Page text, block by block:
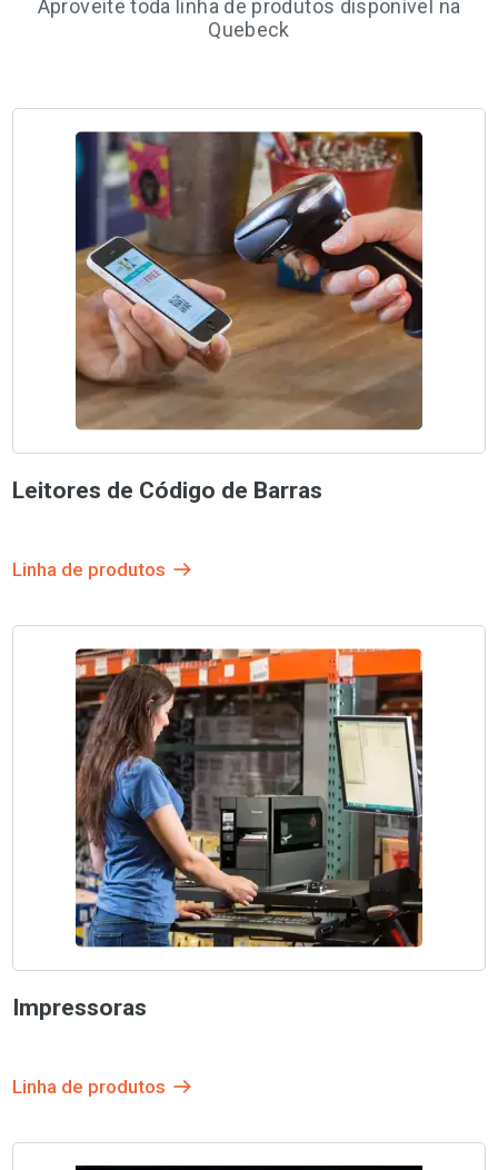
Aproveite toda linha de produtos disponível na
Quebeck
Leitores de Código de Barras
Linha de produtos
Impressoras
Linha de produtos